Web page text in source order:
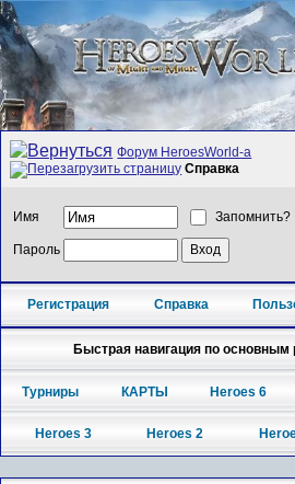
Форум HeroesWorld-а
Справка
Имя Запомнить?
Пароль
Регистрация Справка
Быстрая навигация по
Турниры КАРТЫ Heroes 6
Heroes 3 Heroes 2